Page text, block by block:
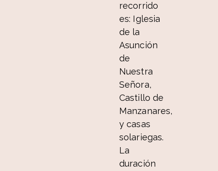
recorrido
es: Iglesia
de la
Asunción
de
Nuestra
Señora,
Castillo de
Manzanares,
y casas
solariegas.
La
duración